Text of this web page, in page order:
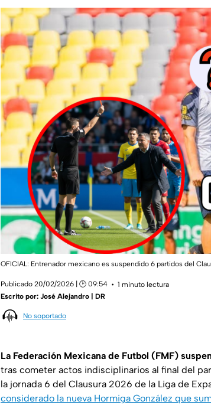
OFICIAL: Entrenador mexicano es suspendido 6 partidos del
Publicado 20/02/2026 | 🕑 09:54
1 minuto lectura
Escrito por: José Alejandro | DR
No soportado
La Federación Mexicana de Futbol (FMF)
tras cometer actos indisciplinarios al final del
la jornada 6 del Clausura 2026 de la Liga de
considerado la nueva Hormiga González que